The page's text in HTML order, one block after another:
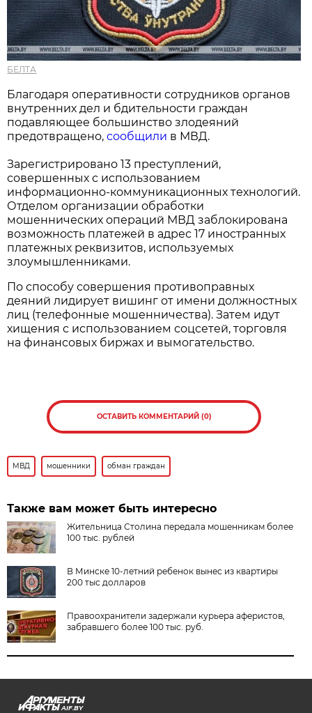
БЕЛТА
Благодаря оперативности сотрудников органов
внутренних дел и бдительности граждан
подавляющее большинство злодеяний
предотвращено,сообщили в МВД.
Зарегистрировано 13 преступлений,
совершенных с использованием
информационно-коммуникационных технологий.
Отделом организации обработки
мошеннических операций МВД заблокирована
возможность платежей в адрес 17 иностранных
платежных реквизитов, используемых
злоумышленниками.
По способу совершения противоправных
деяний лидирует вишинг от имени должностных
лиц (телефонные мошенничества). Затем идут
хищения с использованием соцсетей, торговля
на финансовых биржах и вымогательство.
ОСТАВИТЬ КОММЕНТАРИЙ (0)
МВД мошенники обман граждан
Также вам может быть интересно
Жительница Столина передала мошенникам более
100 тыс. рублей
В Минске 10-летний ребенок вынес из квартиры
200 тыс долларов
Правоохранители задержали курьера аферистов,
забравшего более 100 тыс. руб.
AIF.BY